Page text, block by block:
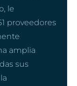
le
proveedores
amplia
sus